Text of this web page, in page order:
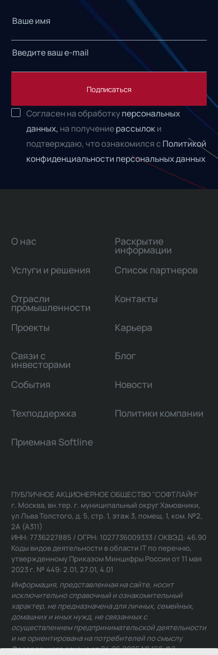
Подписаться
Согласен на обработкуперсональных
данных, на получениерассылоки
подтверждаю, что ознакомился с Политикой
конфиденциальности персональных данных
О нас
Услуги и решения
Отрасли
промышленности
Проекты
Связи с
инвесторами
Раскрытие
информации
Список партнеров
Контакты
Карьера
Блог
События Новости
Техподдержка Политики компании
Приемная Softline
ПУБЛИЧНОЕ АКЦИОНЕРНОЕ ОБЩЕСТВО "СОФТЛАЙН"
г. Москва, вн.тер. г. муниципальный округ Хамовники,
ул Льва Толстого, д. 5, стр. 1, этаж 3, помещ. 1, ком. №2,
2А (А311)
ИНН: 7736227885 / ОГРН: 1027736009333 / ОКВЭД: 46.90
Коды видов деятельности в области IT по перечню,
утвержденному Приказом Минцифры России от 11 мая
2023 г. № 449: 2.01, 27.01, 4.01
Информация, представленная на сайте, носит
исключительно справочный и ознакомительный
характер, не предназначена для личных, семейных,
домашних и иных нужд, не связанных с
осуществлением предпринимательской деятельности
и не ориентирована на потребителей по смыслу
Федерального закона от 24.06.2025 № 168-ФЗ.